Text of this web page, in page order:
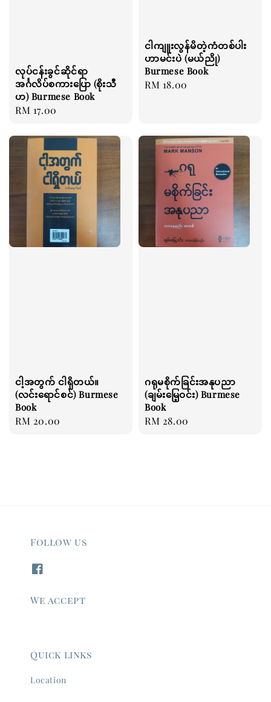
လုပ်ငန်းခွင်ဆိုင်ရာ
အင်္ဂလိပ်စကားပြော (စိုးသီ
ဟ) Burmese Book
Regular
RM 17.00
ငါကျူးလွန်မိတဲ့ကံတစ်ပါး
ဟာမင်းပဲ (မယ်ညို)
Burmese Book
Regular
RM 18.00
ငါ့အတွက် ငါရှိတယ်။
(လင်းရောင်စင်) Burmese
Book
Regular
RM 20.00
ဂရုမစိုက်ခြင်းအနုပညာ
(ချမ်းမြေ့ဝင်း) Burmese
Book
Regular
RM 28.00
Follow us
We accept
Quick links
Location